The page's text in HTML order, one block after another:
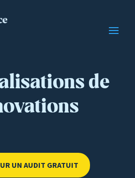
de
UN AUDIT GRATUIT